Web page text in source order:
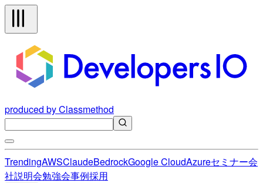
produced by Classmethod
TrendingAWSClaudeBedrockGoogle CloudAzureセミナー会
社説明会勉強会事例採用